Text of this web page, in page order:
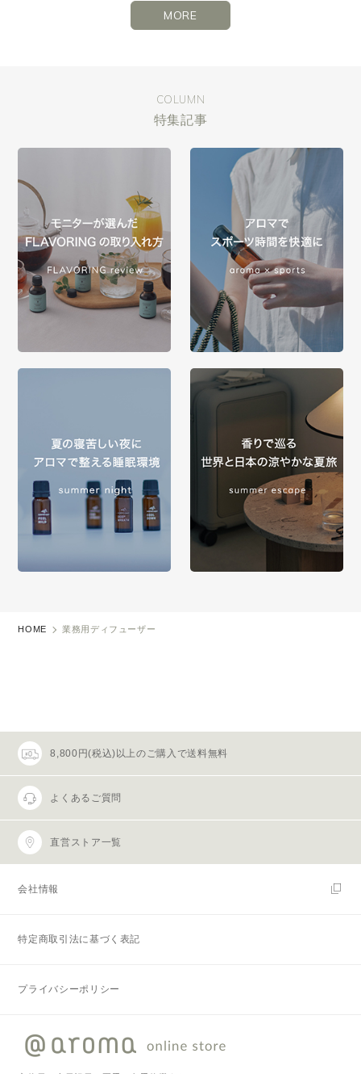
MORE
COLUMN
特集記事
HOME 業務用ディフューザー
8,800円(税込)以上のご購入で送料無料
よくあるご質問
直営ストア一覧
会社情報
特定商取引法に基づく表記
プライバシーポリシー